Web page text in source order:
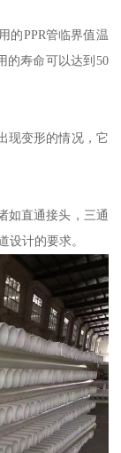
的PPR管临界值温
的寿命可以达到50
现变形的情况，它
如直通接头，三通
设计的要求。